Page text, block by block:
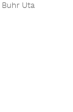
Buhr Uta